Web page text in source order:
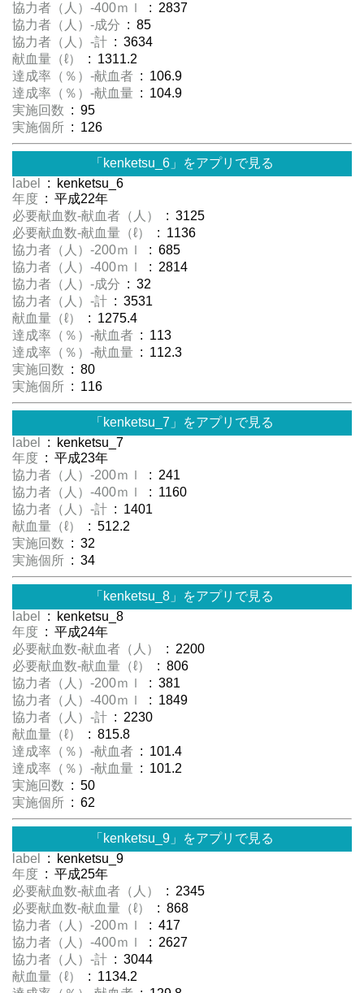
協力者（人）-400ｍｌ
: 2837
協力者（人）-成分 : 85
協力者（人）-計 : 3634
献血量（ℓ）
: 1311.2
達成率（％）-献血者 : 106.9
達成率（％）-献血量 : 104.9
実施回数 : 95
実施個所 : 126
「kenketsu_6」をアプリで見る
label
: kenketsu_6
年度 : 平成22年
必要献血数-献血者（人）
: 3125
必要献血数-献血量（ℓ）
: 1136
協力者（人）-200ｍｌ
: 685
協力者（人）-400ｍｌ
: 2814
協力者（人）-成分 : 32
協力者（人）-計 : 3531
献血量（ℓ）
: 1275.4
達成率（％）-献血者 : 113
達成率（％）-献血量 : 112.3
実施回数 : 80
実施個所 : 116
「kenketsu_7」をアプリで見る
label
: kenketsu_7
年度 : 平成23年
協力者（人）-200ｍｌ
: 241
協力者（人）-400ｍｌ
: 1160
協力者（人）-計 : 1401
献血量（ℓ）
: 512.2
実施回数 : 32
実施個所 : 34
「kenketsu_8」をアプリで見る
label
: kenketsu_8
年度 : 平成24年
必要献血数-献血者（人）
: 2200
必要献血数-献血量（ℓ）
: 806
協力者（人）-200ｍｌ
: 381
協力者（人）-400ｍｌ
: 1849
協力者（人）-計 : 2230
献血量（ℓ）
: 815.8
達成率（％）-献血者 : 101.4
達成率（％）-献血量 : 101.2
実施回数 : 50
実施個所 : 62
「kenketsu_9」をアプリで見る
label
: kenketsu_9
年度 : 平成25年
必要献血数-献血者（人）
: 2345
必要献血数-献血量（ℓ）
: 868
協力者（人）-200ｍｌ
: 417
協力者（人）-400ｍｌ
: 2627
協力者（人）-計 : 3044
献血量（ℓ）
: 1134.2